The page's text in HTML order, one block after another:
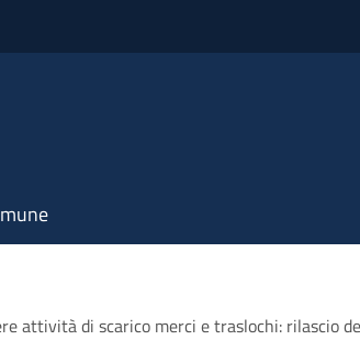
attività di scarico merci e traslochi: rilascio